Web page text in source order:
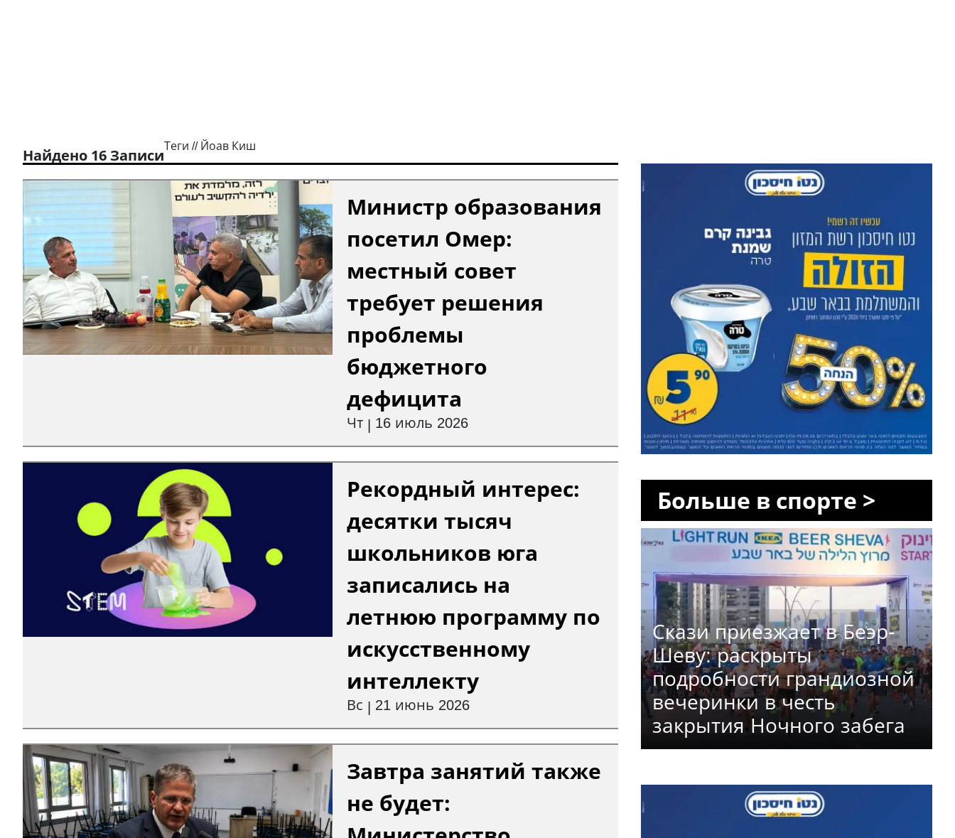
Теги // Йоав Киш
Найдено 16 Записи
Министр образования
посетил Омер:
местный совет
требует решения
проблемы
бюджетного
дефицита
Чт| 16 июль 2026
Рекордный интерес:
десятки тысяч
школьников юга
записались на
летнюю программу по
искусственному
интеллекту
Вс 21 июнь 2026
Завтра занятий также
не будет:
Больше в спорте >
Скази приезжает в Беэр-
Шеву: раскрыты
подробности грандиозной
вечеринки в честь
закрытия Ночного забега